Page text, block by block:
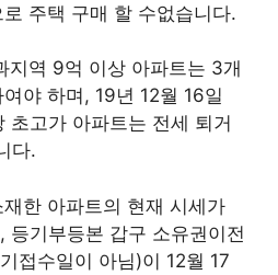
주택 구매 할 수없습니다.
지역 9억 이상 아파트는 3개
야 하며, 19년 12월 16일
초고가 아파트는 전세 퇴거
다.
한 아파트의 현재 시세가
등기부등본 갑구 소유권이전
접수일이 아님)이 12월 17